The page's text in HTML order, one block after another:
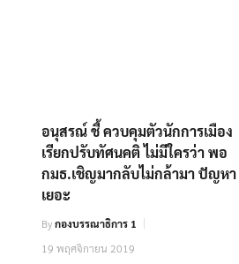
อนุสรณ์ ชี้ ควบคุมตัวนักการเมือง
เรียกปรับทัศนคติ ไม่มีใครว่า พอ
กมธ.เชิญมากลับไม่กล้ามา ปัญหา
เยอะ
Byกองบรรณาธิการ 1
19 พฤศจิกายน 2019